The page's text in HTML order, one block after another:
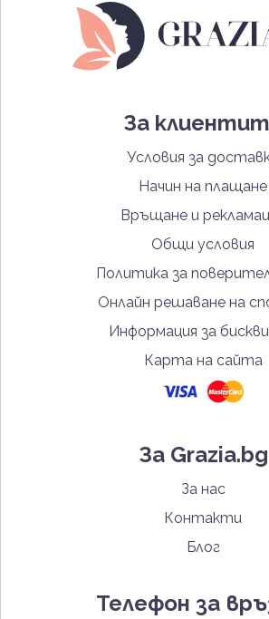
За
Условия за
Начин на плащане
Връщане и
Общи условия
Политика за
Онлайн решаване на
Информация за
Карта на сайта
За Grazia.bg
За нас
Контакти
Блог
Телефон за